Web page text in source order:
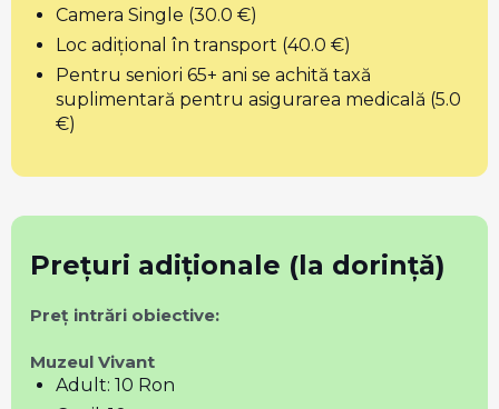
Camera Single (30.0 €)
Loc adițional în transport (40.0 €)
Pentru seniori 65+ ani se achită taxă
suplimentară pentru asigurarea medicală (5.0
€)
Prețuri adiționale (la dorință)
Preț intrări obiective:
Muzeul Vivant
Adult: 10 Ron